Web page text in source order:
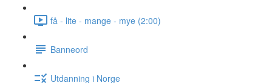
få - lite - mange - mye (2:00)
Banneord
Utdanning i Norge